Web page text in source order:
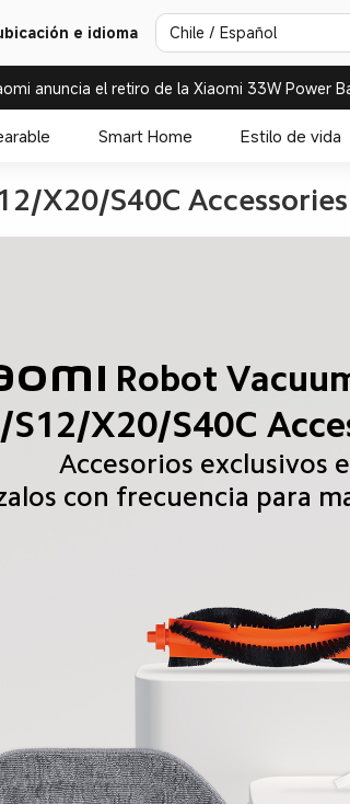
e idioma Chile / Español
anuncia el retiro de la Xiaomi 33W Power
Smart Home Estilo de vida
X20/S40C Accessories
Robot
S12/X20/S40C
Accesorios exclusivos
con frecuencia para